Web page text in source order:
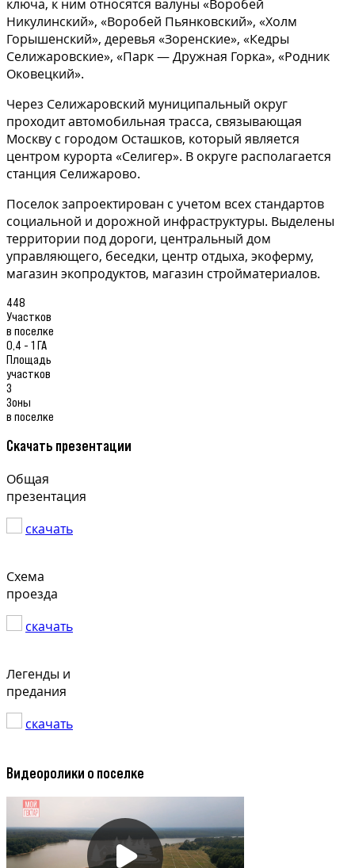
ключа, к ним относятся валуны «Воробей
Никулинский», «Воробей Пьянковский», «Холм
Горышенский», деревья «Зоренские», «Кедры
Селижаровские», «Парк — Дружная Горка», «Родник
Оковецкий».
Через Селижаровский муниципальный округ
проходит автомобильная трасса, связывающая
Москву с городом Осташков, который является
центром курорта «Селигер». В округе располагается
станция Селижарово.
Поселок запроектирован с учетом всех стандартов
социальной и дорожной инфраструктуры. Выделены
территории под дороги, центральный дом
управляющего, беседки, центр отдыха, экоферму,
магазин экопродуктов, магазин стройматериалов.
448
Участков
в поселке
0,4 - 1 ГА
Площадь
участков
3
Зоны
в поселке
Скачать презентации
Общая
презентация
скачать
Схема
проезда
скачать
Легенды и
предания
скачать
Видеоролики о поселке